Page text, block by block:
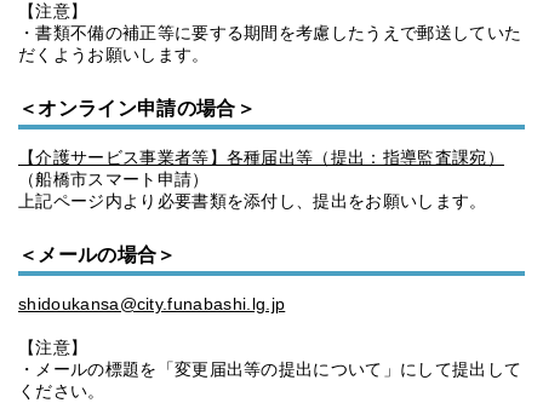
【注意】
・書類不備の補正等に要する期間を考慮したうえで郵送していた
だくようお願いします。
＜オンライン申請の場合＞
【介護サービス事業者等】各種届出等（提出：指導監査課宛）
（船橋市スマート申請）
上記ページ内より必要書類を添付し、提出をお願いします。
＜メールの場合＞
shidoukansa@city.funabashi.lg.jp
【注意】
・メールの標題を「変更届出等の提出について」にして提出して
ください。